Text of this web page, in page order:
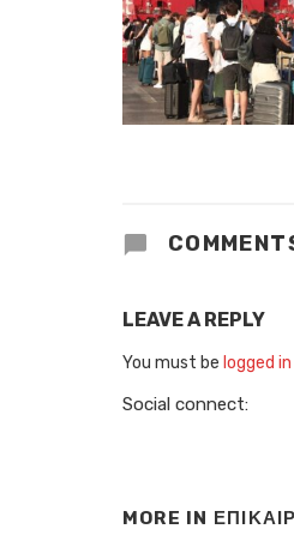
LEAVE A REPLY
You must be logged in
Social connect:
MORE IN